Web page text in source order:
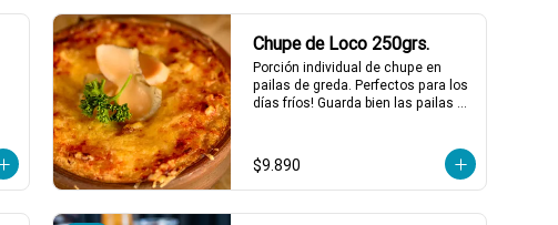
Chupe de Loco 250grs.
Porción individual de chupe en
pailas de greda. Perfectos para los
días fríos! Guarda bien las pailas de
$9.890